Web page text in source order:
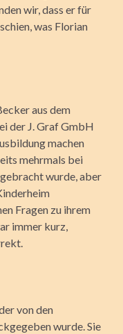
wir, dass er für
was Florian
aus dem
der J. Graf GmbH
machen
mehrmals bei
wurde, aber
Fragen zu ihrem
immer kurz,
von den
wurde. Sie